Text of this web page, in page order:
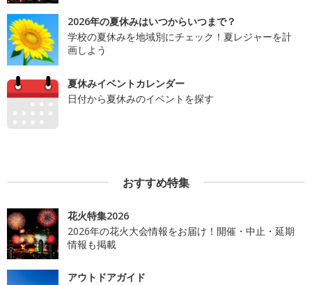
2026年の夏休みはいつからいつまで？
学校の夏休みを地域別にチェック！夏レジャーを計
画しよう
夏休みイベントカレンダー
日付から夏休みのイベントを探す
おすすめ特集
花火特集2026
2026年の花火大会情報をお届け！開催・中止・延期
情報も掲載
アウトドアガイド